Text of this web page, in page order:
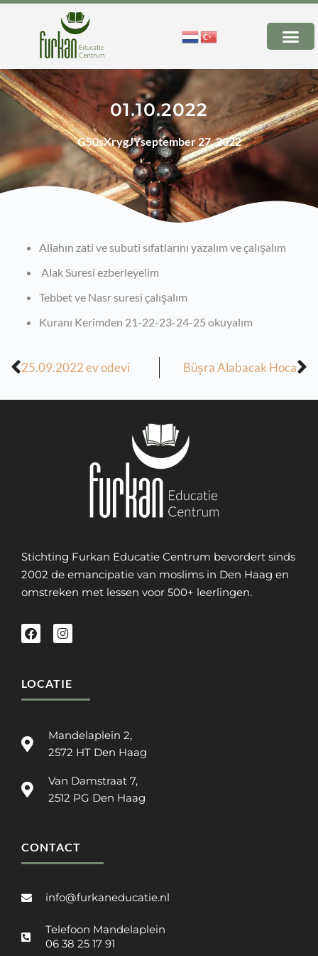
01.10.2022
G50sXrygJYseptember 27, 2022
Allahın zati ve subuti sıfatlarını yazalım ve çalışalım
Alak Suresi ezberleyelim
Tebbet ve Nasr suresi çalışalım
Kuranı Kerimden 21-22-23-24-25 okuyalım
25.09.2022 ev odevi Büşra Alabacak Hoca
Stichting Furkan Educatie Centrum bevordert sinds
2002 de emancipatie van moslims in Den Haag en
omstreken met lessen voor 500+ leerlingen.
LOCATIE
Mandelaplein 2,
2572 HT Den Haag
Van Damstraat 7,
2512 PG Den Haag
CONTACT
info@furkaneducatie.nl
Telefoon Mandelaplein
06 38 25 17 91